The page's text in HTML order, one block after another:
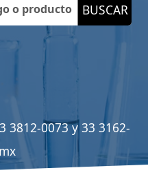
3812-0073 y 33 3162-